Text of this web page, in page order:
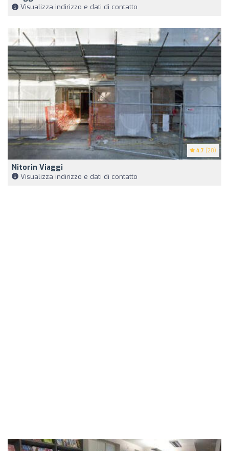
Visualizza indirizzo e dati di contatto
4.7 (20)
Nitorin Viaggi
Visualizza indirizzo e dati di contatto